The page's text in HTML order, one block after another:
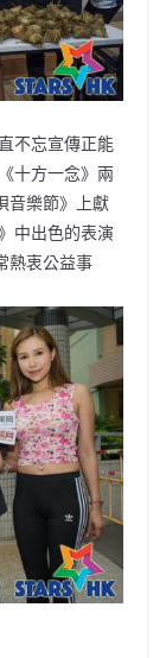
不忘宣傳正能
十方一念》兩
音樂節》上獻
中出色的表演
熱衷公益事